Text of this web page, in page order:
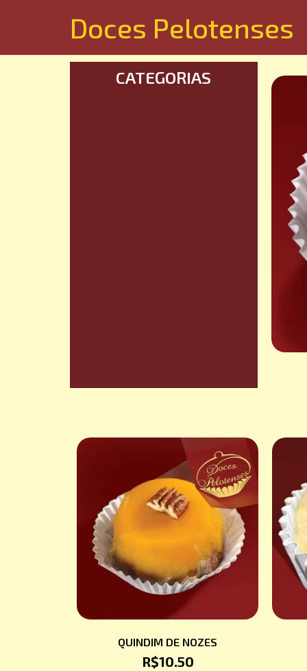
Doces Pelotenses
CATEGORIAS
QUINDIM DE NOZES
R$10.50